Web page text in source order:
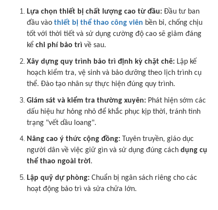
Lựa chọn thiết bị chất lượng cao từ đầu: Đầu tư ban
đầu vào thiết bị thể thao công viên bền bỉ, chống chịu
tốt với thời tiết và sử dụng cường độ cao sẽ giảm đáng
kể chi phí bảo trì về sau.
Xây dựng quy trình bảo trì định kỳ chặt chẽ: Lập kế
hoạch kiểm tra, vệ sinh và bảo dưỡng theo lịch trình cụ
thể. Đào tạo nhân sự thực hiện đúng quy trình.
Giám sát và kiểm tra thường xuyên: Phát hiện sớm các
dấu hiệu hư hỏng nhỏ để khắc phục kịp thời, tránh tình
trạng "vết dầu loang".
Nâng cao ý thức cộng đồng: Tuyên truyền, giáo dục
người dân về việc giữ gìn và sử dụng đúng cách dụng cụ
thể thao ngoài trời.
Lập quỹ dự phòng: Chuẩn bị ngân sách riêng cho các
hoạt động bảo trì và sửa chữa lớn.